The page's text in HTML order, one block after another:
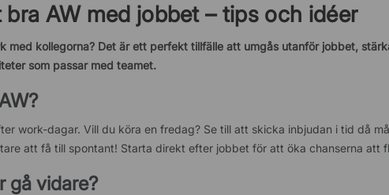
AW med jobbet – tips och idéer
med kollegorna? Det är ett perfekt tillfälle att umgås utanför jobbet,
som passar med teamet.
work-dagar. Vill du köra en fredag? Se till att skicka inbjudan i tid då
att få till spontant! Starta direkt efter jobbet för att öka chanserna att
gå vidare?